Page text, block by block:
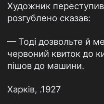
Художник
розгублено сказав:
— Тоді дозвольте й
червоний квиток до
пішов до машини.
Харків, .1927